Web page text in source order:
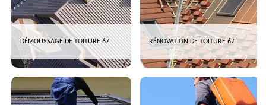
DÉMOUSSAGE DE TOITURE 67 RÉNOVATION DE TOITURE 67